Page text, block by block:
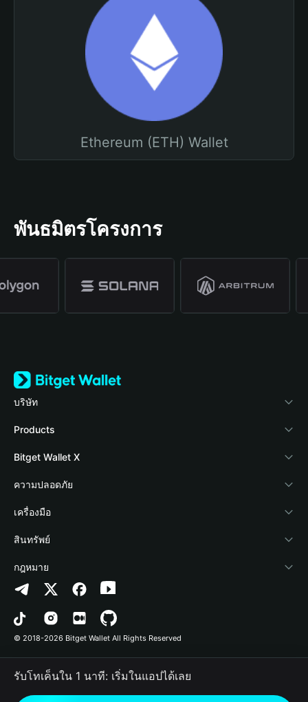
Ethereum (ETH) Wallet
พันธมิตรโครงการ
บริษัท
เกี่ยวกับ Bitget Wallet
Blog
Academy
ข่าวสารด้านคริปโต
ศูนย์ช่วยเหลือ
ติดต่อเรา
ทรัพยากรข้อมูลของแบรนด์
อาชีพ
Products
Crypto Card
Stablecoin Earn
Payfi Crypto
Crypto Swap API
Altcoin Season Index
Prediction Markets
DApp
RWA
Bitget Wallet X
นักพัฒนา
เชื่อมต่อ Wallet
Bitget Wallet Pay
ลิสต์โปรเจกต์
ความปลอดภัย
Protection Fund
เทคโนโลยีความปลอดภัย
เครื่องมือ
ซื้อคริปโต
การตรวจจับการอนุญาต
การตรวจจับสัญญา
การโอนเป็นชุด
สินทรัพย์
Arbitrum
Avalanche
Bitcoin
Polygon
กฎหมาย
นโยบายความเป็นส่วนตัว
ข้อตกลงในการใช้บริการ
© 2018-2026 Bitget Wallet All Rights Reserved
รับโทเค็นใน 1 นาที: เริ่มในแอปได้เลย